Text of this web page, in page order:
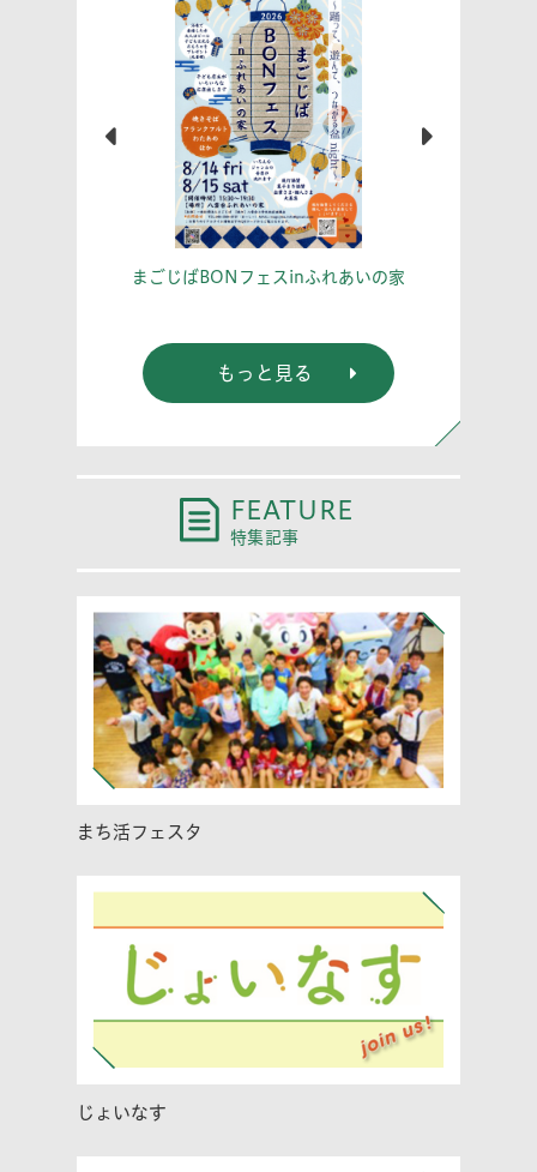
まごじばBONフェスinふれあいの家
もっと見る
FEATURE
特集記事
まち活フェスタ
じょいなす